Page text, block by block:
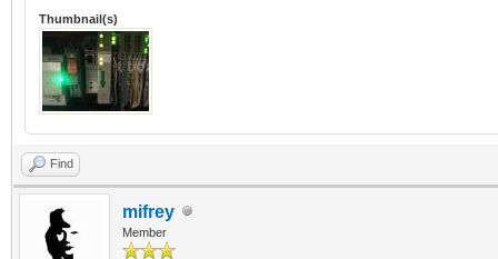
Thumbnail(s)
Find
mifrey
Member